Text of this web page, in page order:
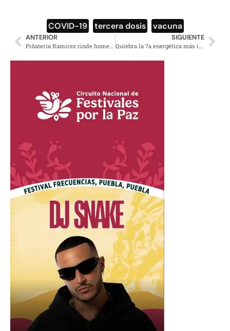
COVID-19 tercera dosis vacuna
ANTERIOR
Piñatería Ramírez rinde homenaje a Octavio Ocaña con piñata de Benito Rivers
SIGUIENTE
Quiebra la 7a energética más importante de Reino Unido